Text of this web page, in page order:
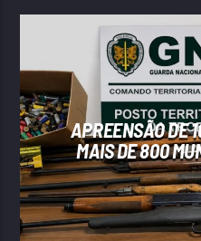
APREENSÃO DE
MAIS DE 800